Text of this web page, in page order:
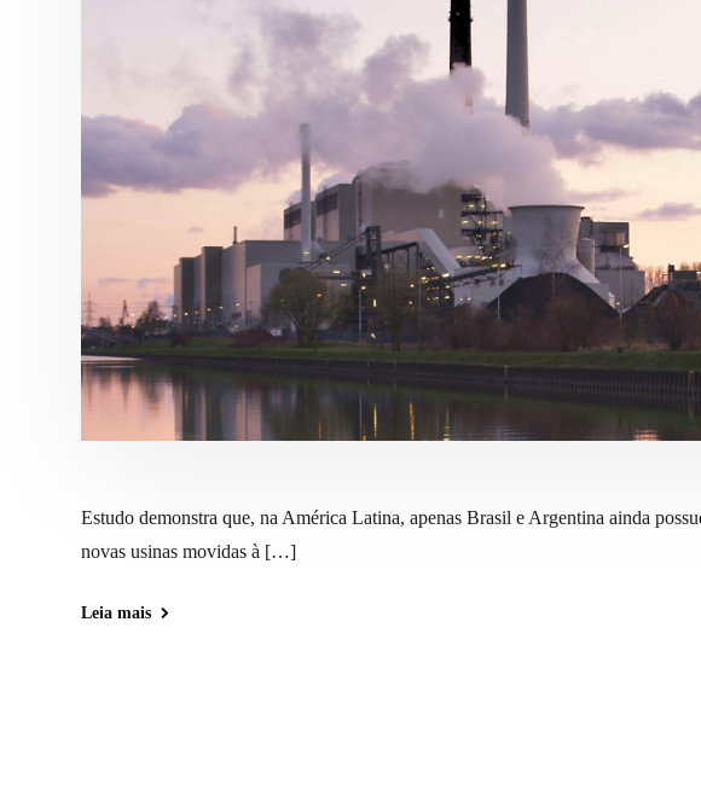
Estudo demonstra que, na América Latina, apenas Brasil e Argentina ainda
novas usinas movidas à […]
Leia mais